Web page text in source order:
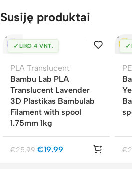
Susiję produktai
✓ LIKO 4 VNT.
PLA Translucent
Bambu Lab PLA
Translucent Lavender
3D Plastikas Bambulab
Filament with spool
1.75mm 1kg
€25.99 €19.99
✓
€